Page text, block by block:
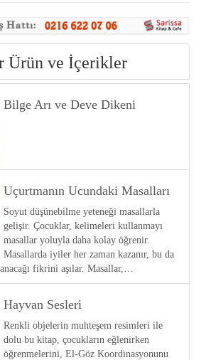
Ürün ve İçerikler
Bilge Arı ve Deve Dikeni
Uçurtmanın Ucundaki Masalları
Soyut düşünebilme yeteneği masallarla
gelişir. Çocuklar, kelimeleri kullanmayı
masallar yoluyla daha kolay öğrenir.
Masallarda iyiler her zaman kazanır, bu da
fikrini aşılar. Masallar,…
Hayvan Sesleri
Renkli objelerin muhteşem resimleri ile
dolu bu kitap, çocukların eğlenirken
öğrenmelerini, El-Göz Koordinasyonunu